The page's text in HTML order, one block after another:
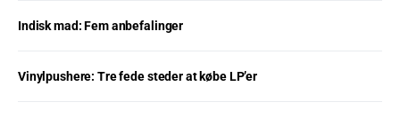
Indisk mad: Fem anbefalinger
Vinylpushere: Tre fede steder at købe LP’er